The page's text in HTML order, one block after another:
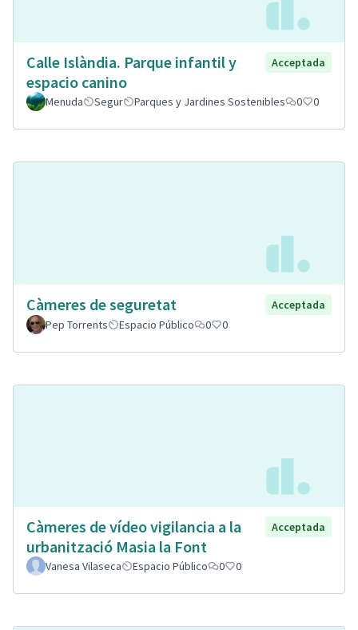
Calle Islàndia. Parque infantil y
espacio canino
Acceptada
Menuda Segur Parques y Jardines Sostenibles 0 0
Càmeres de seguretat
Acceptada
Pep Torrents
Espacio Público 0 0
Càmeres de vídeo vigilancia a la
urbanització Masia la Font
Acceptada
Vanesa Vilaseca Espacio Público 0 0